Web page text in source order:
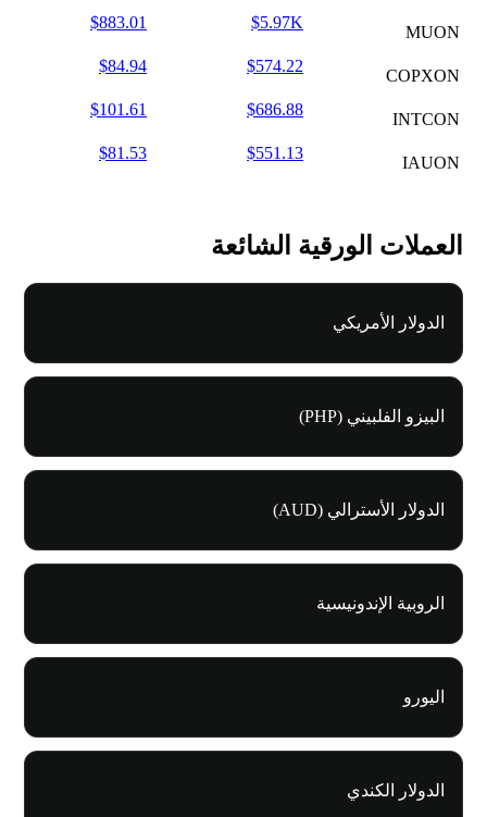
MUON
$5.97K
$883.01
COPXON
$574.22
$84.94
INTCON
$686.88
$101.61
IAUON
$551.13
$81.53
العملات الورقية الشائعة
الدولار الأمريكي
البيزو الفلبيني (PHP)
الدولار الأسترالي (AUD)
الروبية الإندونيسية
اليورو
الدولار الكندي